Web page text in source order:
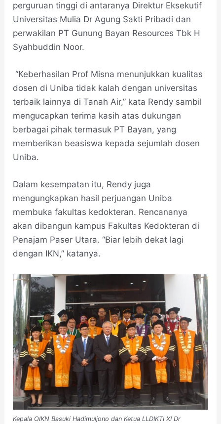
perguruan tinggi di antaranya Direktur Eksekutif
Universitas Mulia Dr Agung Sakti Pribadi dan
perwakilan PT Gunung Bayan Resources Tbk H
Syahbuddin Noor.
“Keberhasilan Prof Misna menunjukkan kualitas
dosen di Uniba tidak kalah dengan universitas
terbaik lainnya di Tanah Air,” kata Rendy sambil
mengucapkan terima kasih atas dukungan
berbagai pihak termasuk PT Bayan, yang
memberikan beasiswa kepada sejumlah dosen
Uniba.
Dalam kesempatan itu, Rendy juga
mengungkapkan hasil perjuangan Uniba
membuka fakultas kedokteran. Rencananya
akan dibangun kampus Fakultas Kedokteran di
Penajam Paser Utara. “Biar lebih dekat lagi
dengan IKN,” katanya.
Kepala OIKN Basuki Hadimuljono dan Ketua LLDIKTI XI Dr